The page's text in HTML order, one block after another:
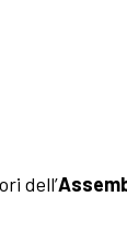
dell’